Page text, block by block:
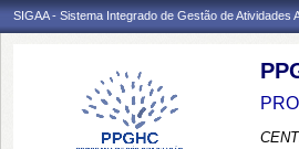
SIGAA - Sistema Integrado de Gestão de Atividades